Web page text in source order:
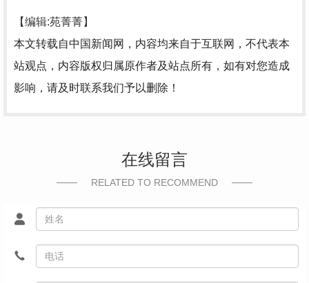
【编辑:苑菁菁】
本文转载自中国新闻网，内容均来自于互联网，不代表本
站观点，内容版权归属原作者及站点所有，如有对您造成
影响，请及时联系我们予以删除！
在线留言
RELATED TO RECOMMEND